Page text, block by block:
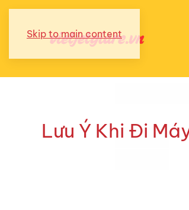
Skip to main content
Lưu Ý Khi Đi